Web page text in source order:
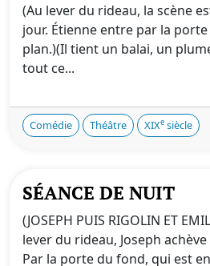
(Au lever du rideau, la scène
jour. Étienne entre par la
plan.)(Il tient un balai, un
tout ce...
Comédie Théâtre XIXe siècle
SÉANCE DE NUIT
(JOSEPH PUIS RIGOLIN ET
lever du rideau, Joseph
Par la porte du fond, qui est